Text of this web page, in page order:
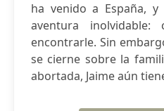
ha venido a España,
aventura
encontrarle. Sin
se cierne sobre la
abortada, Jaime aún